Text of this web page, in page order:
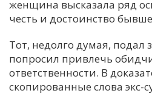
Н
женщина высказала ряд
честь и достоинство
Тот, недолго думая, подал
попросил привлечь
ответственности. В
скопированные слова экс-